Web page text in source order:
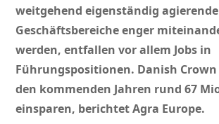
weitgehend eigenständig agierende
Geschäftsbereiche enger
werden, entfallen vor allem Jobs in
Führungspositionen. Danish
den kommenden Jahren rund 67
einsparen, berichtet Agra Europe.